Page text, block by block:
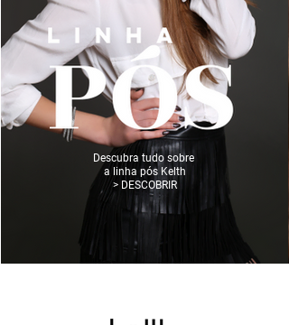
Descubra tudo sobre
a linha pós Kelth
> DESCOBRIR